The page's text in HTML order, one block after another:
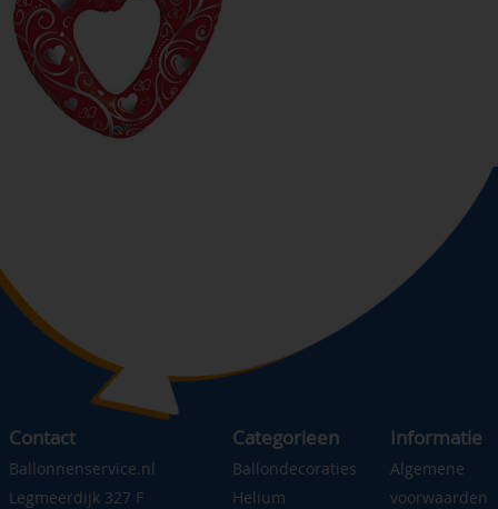
Contact
Ballonnenservice.nl
Legmeerdijk 327 F
Categorieen
Ballondecoraties
Helium
Informatie
Algemene
voorwaarden